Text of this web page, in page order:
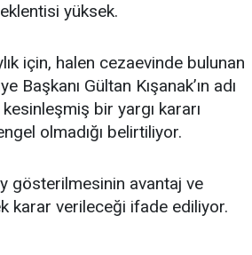
yüksek.
için, halen cezaevinde bulunan
Başkanı Gültan Kışanak’ın adı
bir yargı kararı
olmadığı belirtiliyor.
gösterilmesinin avantaj ve
karar verileceği ifade ediliyor.